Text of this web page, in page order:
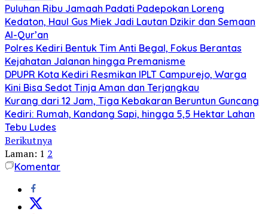
Puluhan Ribu Jamaah Padati Padepokan Loreng
Kedaton, Haul Gus Miek Jadi Lautan Dzikir dan Semaan
Al-Qur’an
Polres Kediri Bentuk Tim Anti Begal, Fokus Berantas
Kejahatan Jalanan hingga Premanisme
DPUPR Kota Kediri Resmikan IPLT Campurejo, Warga
Kini Bisa Sedot Tinja Aman dan Terjangkau
Kurang dari 12 Jam, Tiga Kebakaran Beruntun Guncang
Kediri: Rumah, Kandang Sapi, hingga 5,5 Hektar Lahan
Tebu Ludes
Berikutnya
Laman: 1 2
Komentar